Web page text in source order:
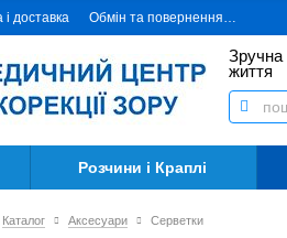
доставка Обмін та повернення
Зручна
життя
Розчини і Краплі
Каталог Аксесуари Серветки